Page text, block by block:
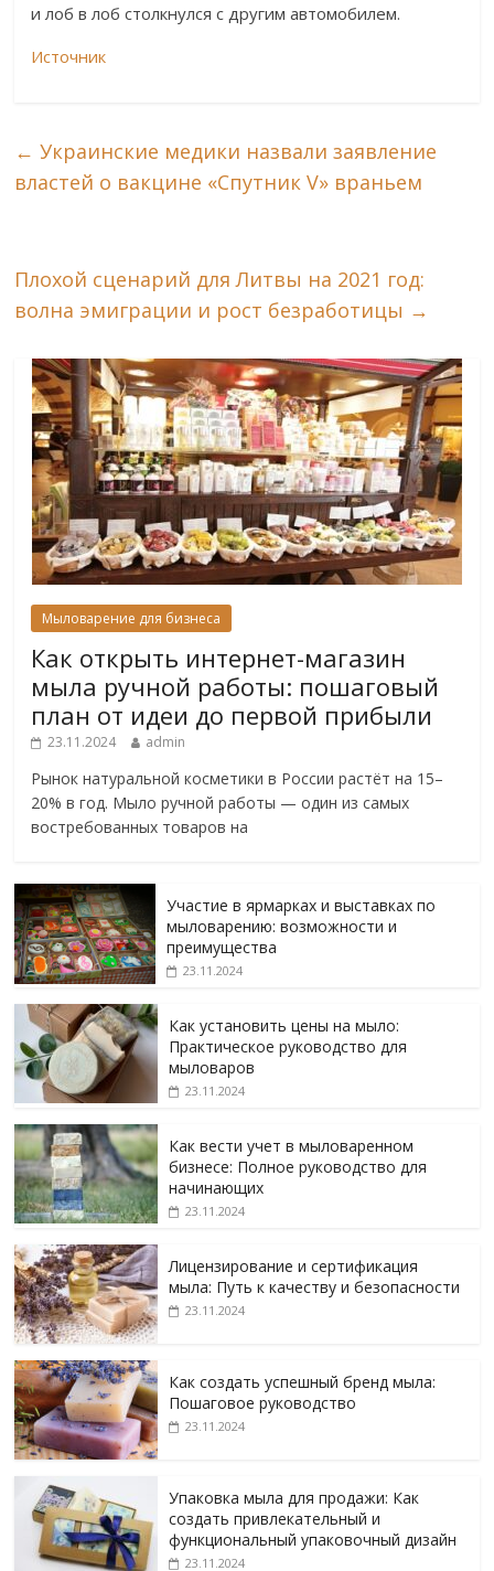
и лоб в лоб столкнулся с другим автомобилем.
Источник
← Украинские медики назвали заявление
властей о вакцине «Спутник V» враньем
Плохой сценарий для Литвы на 2021 год:
волна эмиграции и рост безработицы →
Мыловарение для бизнеса
Как открыть интернет-магазин
мыла ручной работы: пошаговый
план от идеи до первой прибыли
23.11.2024 admin
Рынок натуральной косметики в России растёт на 15–
20% в год. Мыло ручной работы — один из самых
востребованных товаров на
Участие в ярмарках и выставках по
мыловарению: возможности и
преимущества
23.11.2024
Как установить цены на мыло:
Практическое руководство для
мыловаров
23.11.2024
Как вести учет в мыловаренном
бизнесе: Полное руководство для
начинающих
23.11.2024
Лицензирование и сертификация
мыла: Путь к качеству и безопасности
23.11.2024
Как создать успешный бренд мыла:
Пошаговое руководство
23.11.2024
Упаковка мыла для продажи: Как
создать привлекательный и
функциональный упаковочный дизайн
23.11.2024